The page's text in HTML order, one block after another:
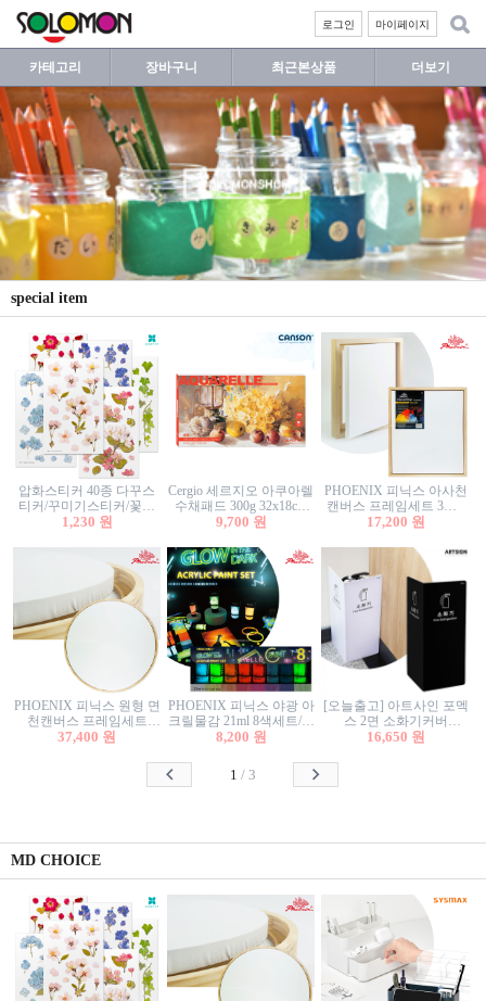
마이페이지
로그인
카테고리 장바구니 최근본상품 더보기
special item
압화스티커 40종 다꾸스
티커/꾸미기스티커/꽃스
티커/압화꽃책갈피/팬시
1,230 원
Cergio 세르지오 아쿠아렐
수채패드 300g 32x18cm
12매 1면제본
9,700 원
PHOENIX 피닉스 아사천
캔버스 프레임세트 3호F
27.3x22cm 캔버스와 올림
17,200 원
PHOENIX 피닉스 원형 면
천캔버스 프레임세트
40cm/원형캔버스/플로팅
37,400 원
PHOENIX 피닉스 야광 아
크릴물감 21ml 8색세트/야
광물감
8,200 원
[오늘출고] 아트사인 포멕
스 2면 소화기커버
1470/1471/소화기커버/소
함/소화기거치대/소화기
16,650 원
1 / 3
MD CHOICE